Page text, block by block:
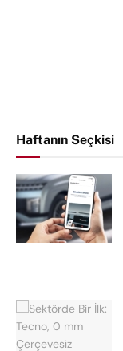
Haftanın Seçkisi